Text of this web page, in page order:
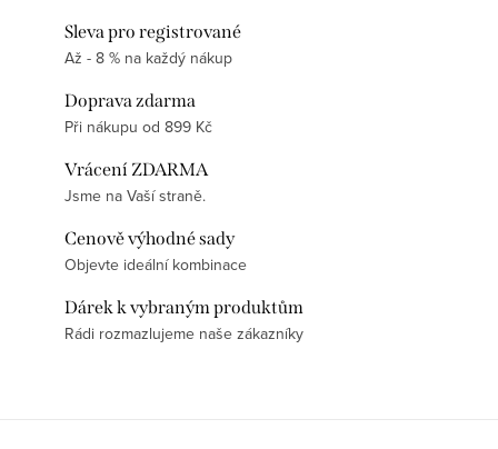
Sleva pro registrované
Až - 8 % na každý nákup
Doprava zdarma
Při nákupu od 899 Kč
Vrácení ZDARMA
Jsme na Vaší straně.
Cenově výhodné sady
Objevte ideální kombinace
Dárek k vybraným produktům
Rádi rozmazlujeme naše zákazníky